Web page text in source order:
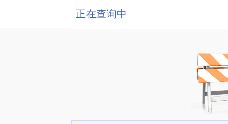
正在查询中